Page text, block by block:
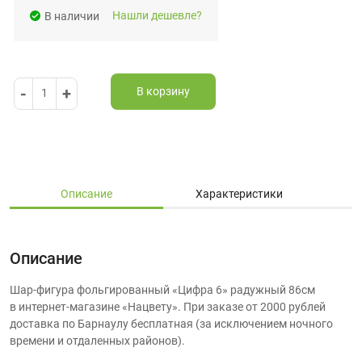
В наличии Нашли дешевле?
- 1 + В корзину
Описание Характеристики
Описание
Шар-фигура фольгированный «Цифра 6» радужный 86см
в интернет-магазине «Нацвету». При заказе от 2000 рублей
доставка по Барнаулу бесплатная (за исключением ночного
времени и отдаленных районов).